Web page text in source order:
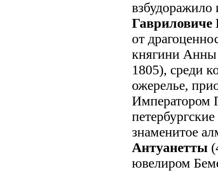
взбудоражило
Гавриловиче
от
княгини Анны
1805), среди
ожерелье,
Императором
знаменитое
Антуанетты
ювелиром